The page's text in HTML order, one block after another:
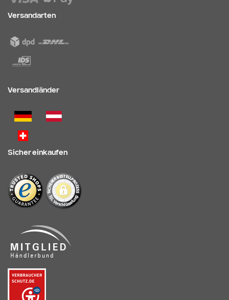
Versandarten
Versandländer
Sicher einkaufen